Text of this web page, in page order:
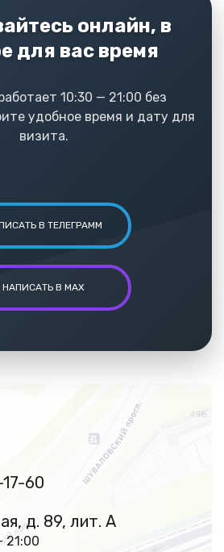
онлайн, в
для вас время
10:30 — 21:00 без
удобное время и дату для
визита.
В ТЕЛЕГРАММ
НАПИСАТЬ В MAX
60
д. 89, лит. А
21:00